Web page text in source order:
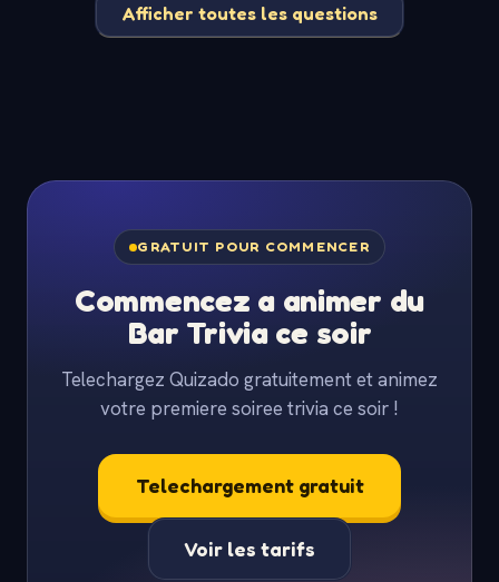
Afficher toutes les questions
GRATUIT POUR COMMENCER
Commencez a animer du
Bar Trivia ce soir
Telechargez Quizado gratuitement et animez
votre premiere soiree trivia ce soir !
Telechargement gratuit
Voir les tarifs